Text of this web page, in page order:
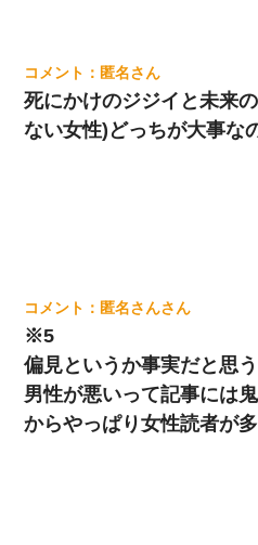
匿名
死にかけのジジイと未来
ない女性)どっちが大事な
匿名さん
※5
偏見というか事実だと思う
男性が悪いって記事には
からやっぱり女性読者が